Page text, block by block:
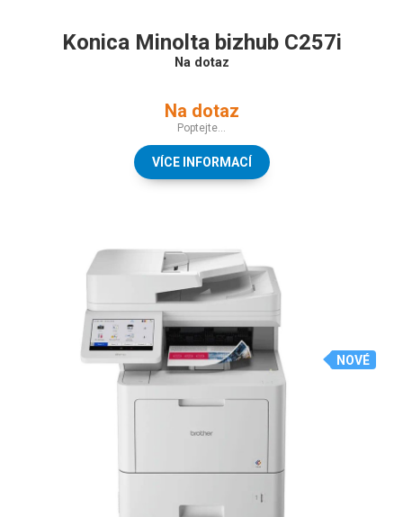
Konica Minolta bizhub C257i
Na dotaz
Na dotaz
Poptejte...
VÍCE INFORMACÍ
NOVÉ